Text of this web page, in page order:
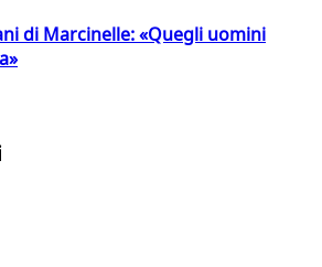
di Marcinelle: «Quegli uomini